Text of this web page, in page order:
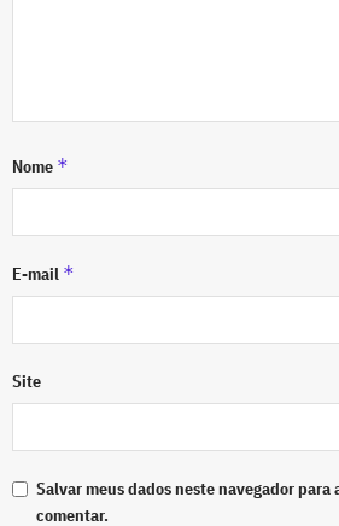
Nome *
E-mail *
Site
Salvar meus dados neste navegador para
comentar.